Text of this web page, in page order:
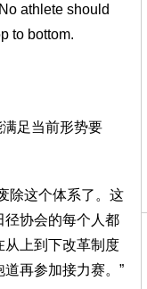
athlete should
to bottom.
足当前形势要
这个体系了。这
径协会的每个人都
从上到下改革制度
再参加接力赛。”